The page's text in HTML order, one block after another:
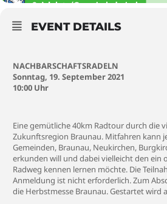
EVENT DETAILS
NACHBARSCHAFTSRADELN
Sonntag, 19. September 2021
10:00 Uhr
Eine gemütliche 40km Radtour durch die
Zukunftsregion Braunau. Mitfahren kann
Gemeinden, Braunau, Neukirchen,
erkunden will und dabei vielleicht den ein
Radweg kennen lernen möchte. Die
Anmeldung ist nicht erforderlich. Zum
die Herbstmesse Braunau. Gestartet wird